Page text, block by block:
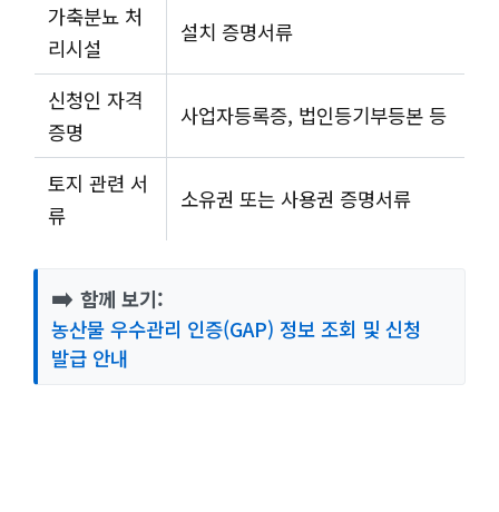
가축분뇨 처
리시설
설치 증명서류
신청인 자격
증명
사업자등록증, 법인등기부등본 등
토지 관련 서
류
소유권 또는 사용권 증명서류
➡️ 함께 보기:
농산물 우수관리 인증(GAP) 정보 조회 및 신청
발급 안내